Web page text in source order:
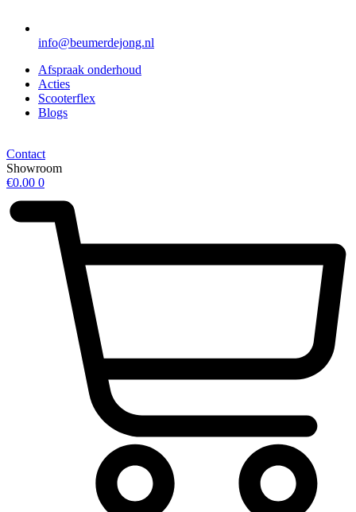
info@beumerdejong.nl
Afspraak onderhoud
Acties
Scooterflex
Blogs
Contact
Showroom
€0.00 0